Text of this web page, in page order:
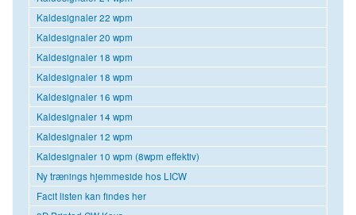
Kaldesignaler 22 wpm
Kaldesignaler 20 wpm
Kaldesignaler 18 wpm
Kaldesignaler 18 wpm
Kaldesignaler 16 wpm
Kaldesignaler 14 wpm
Kaldesignaler 12 wpm
Kaldesignaler 10 wpm (8wpm effektiv)
Ny trænings hjemmeside hos LICW
Facit listen kan findes her